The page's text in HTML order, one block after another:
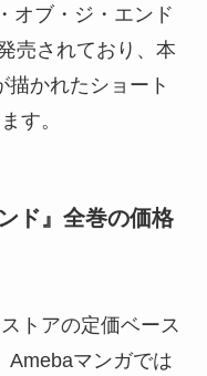
オブ・ジ・エンド
売されており、本
かれたショート
す。
ド』全巻の価格
トアの定価ベース
Amebaマンガでは